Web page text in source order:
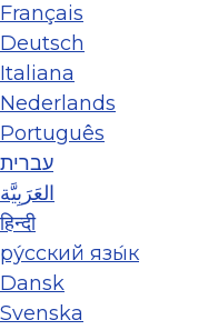
Français
Deutsch
Italiana
Nederlands
Português
עברית
العَرَبِيَّة
हिन्दी
ру́сский язы́к
Dansk
Svenska